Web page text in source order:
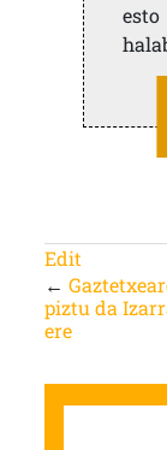
Edit
←
piztu da
ere